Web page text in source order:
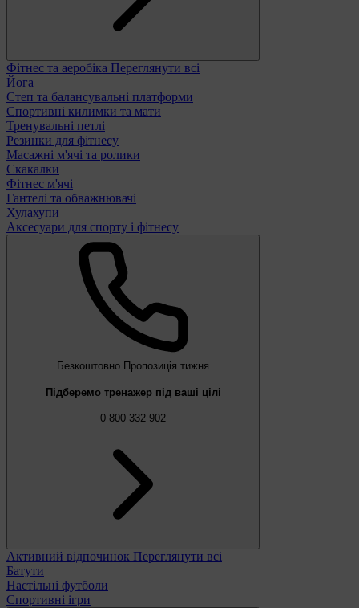
Фітнес та аеробіка Переглянути всі
Йога
Степ та балансувальні платформи
Спортивні килимки та мати
Тренувальні петлі
Резинки для фітнесу
Масажні м'ячі та ролики
Скакалки
Фітнес м'ячі
Гантелі та обважнювачі
Хулахупи
Аксесуари для спорту і фітнесу
Безкоштовно Пропозиція тижня
Підберемо тренажер під ваші цілі
0 800 332 902
Активний відпочинок Переглянути всі
Батути
Настільні футболи
Спортивні ігри